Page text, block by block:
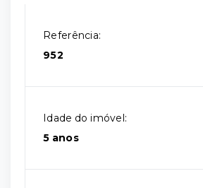
Referência:
952
Idade do imóvel:
5 anos